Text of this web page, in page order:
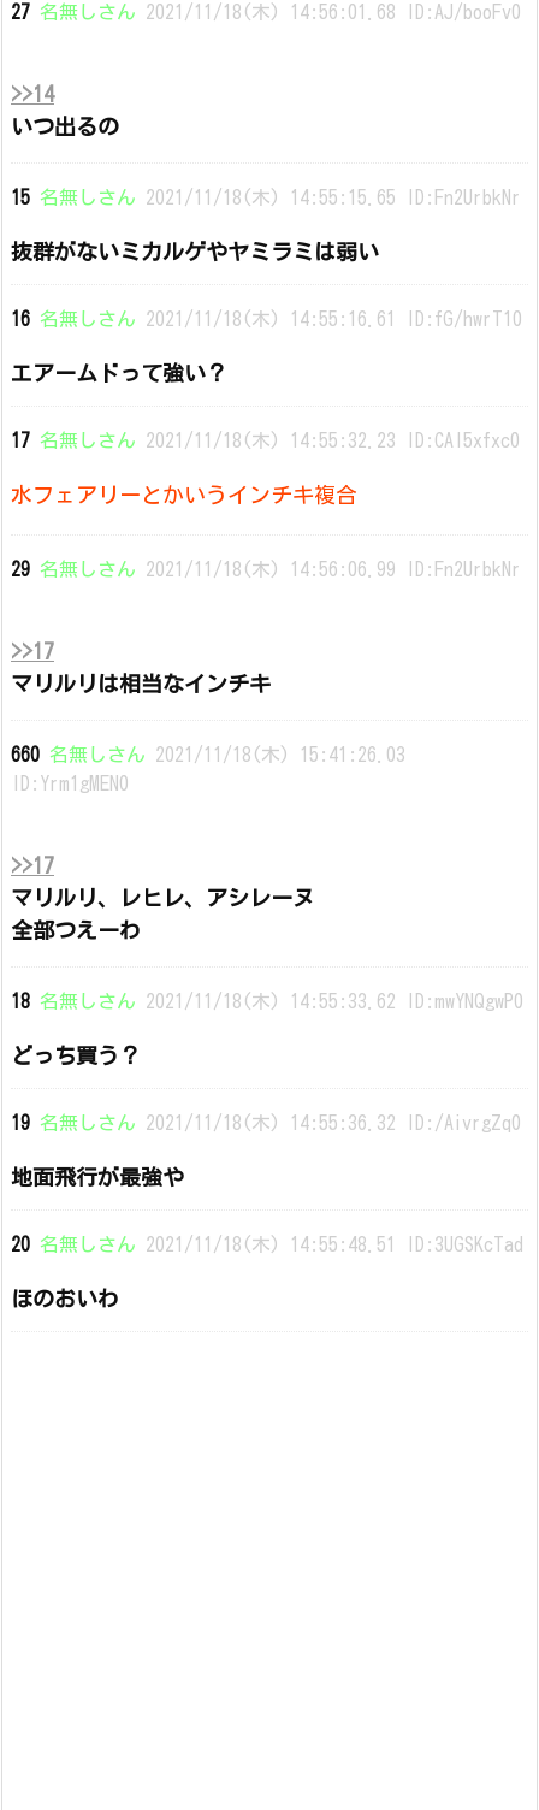
27 名無しさん 2021/11/18(木) 14:56:01.68 ID:AJ/booFv0
>>14
いつ出るの
15 名無しさん 2021/11/18(木) 14:55:15.65 ID:Fn2UrbkNr
抜群がないミカルゲやヤミラミは弱い
16 名無しさん 2021/11/18(木) 14:55:16.61 ID:fG/hwrT10
エアームドって強い？
17 名無しさん 2021/11/18(木) 14:55:32.23 ID:CAl5xfxc0
水フェアリーとかいうインチキ複合
29 名無しさん 2021/11/18(木) 14:56:06.99 ID:Fn2UrbkNr
>>17
マリルリは相当なインチキ
660 名無しさん 2021/11/18(木) 15:41:26.03
ID:Yrm1gMEN0
>>17
マリルリ、レヒレ、アシレーヌ
全部つえーわ
18 名無しさん 2021/11/18(木) 14:55:33.62 ID:mwYNQgwP0
どっち買う？
19 名無しさん 2021/11/18(木) 14:55:36.32 ID:/AivrgZq0
地面飛行が最強や
20 名無しさん 2021/11/18(木) 14:55:48.51 ID:3UGSKcTad
ほのおいわ